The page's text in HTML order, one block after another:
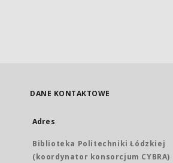
DANE KONTAKTOWE
Adres
Biblioteka Politechniki Łódzkiej
(koordynator konsorcjum CYBRA)